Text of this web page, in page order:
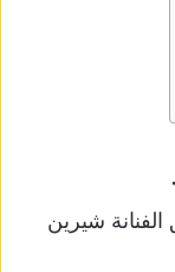
شيرين